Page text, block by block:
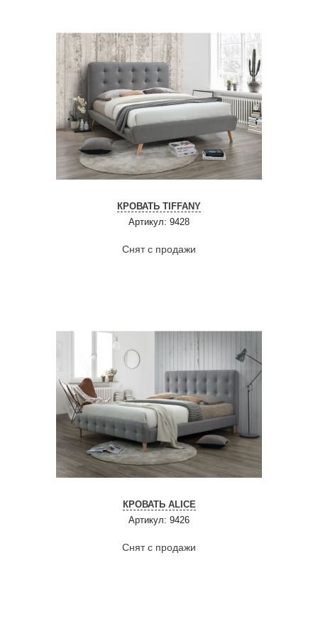
КРОВАТЬ TIFFANY
Артикул: 9428
Снят с продажи
КРОВАТЬ ALICE
Артикул: 9426
Снят с продажи